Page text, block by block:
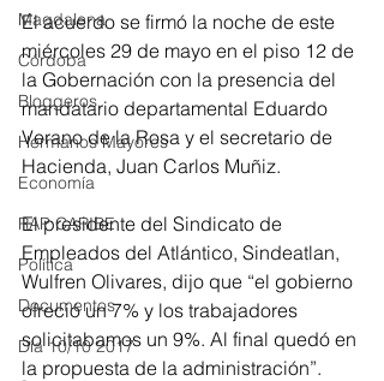
Magdalena
Córdoba
Bloggeros
Hermanos Mayores
Economía
RAP CARIBE
Política
Documentos
Día 10/10 2017
El acuerdo se firmó la noche de este
miércoles 29 de mayo en el piso 12 de
la Gobernación con la presencia del
mandatario departamental Eduardo
Verano de la Rosa y el secretario de
Hacienda, Juan Carlos Muñiz.
El presidente del Sindicato de
Empleados del Atlántico, Sindeatlan,
Wulfren Olivares, dijo que “el gobierno
ofreció un 7% y los trabajadores
solicitabamos un 9%. Al final quedó en
la propuesta de la administración”.